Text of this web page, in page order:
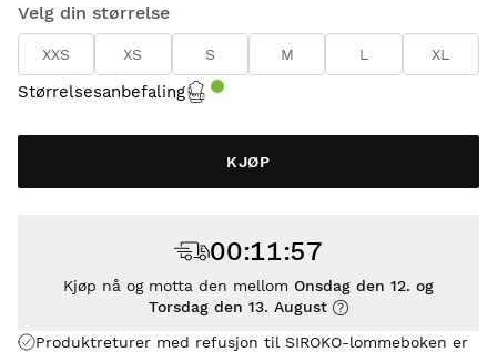
Velg din størrelse
XXS XS S M L XL
Størrelsesanbefaling
KJØP
Produktreturer med refusjon til SIROKO-lommeboken er
00:11:57
Kjøp nå og motta den mellom Onsdag den 12. og
Torsdag den 13. August